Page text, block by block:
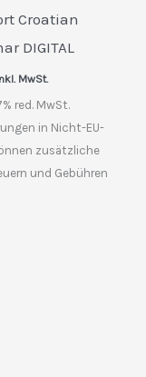
Croatian
DIGITAL
MwSt.
red. MwSt.
in Nicht-EU-
zusätzliche
und Gebühren